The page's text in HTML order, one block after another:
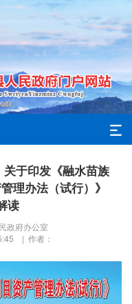
于印发《融水苗族
理办法（试行）》
读
政府办公室
| 作者：